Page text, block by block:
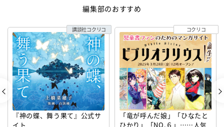
編集部のおすすめ
『神の蝶、舞う果て』公式サ
イト
講談社コクリコ
「竜が呼んだ娘」「ひなたと
ひかり」「NO.６」……人気
コクリコ